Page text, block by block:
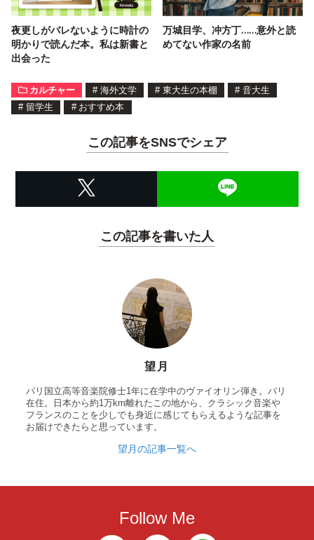
夜更しがバレないように時計の
明かりで読んだ本。私は新書と
出会った
万城目学、冲方丁……意外と読
めてない作家の名前
カルチャー # 海外文学 # 東大生の本棚 # 音大生
# 留学生 # おすすめ本
この記事をSNSでシェア
この記事を書いた人
望月
パリ国立高等音楽院修士1年に在学中のヴァイオリン弾き。パリ
在住。日本から約1万km離れたこの地から、クラシック音楽や
フランスのことを少しでも身近に感じてもらえるような記事を
お届けできたらと思っています。
望月の記事一覧へ
Follow Me